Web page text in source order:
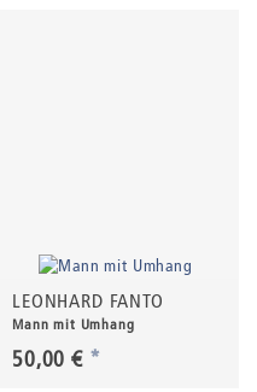
LEONHARD FANTO
Mann mit Umhang
50,00 € *